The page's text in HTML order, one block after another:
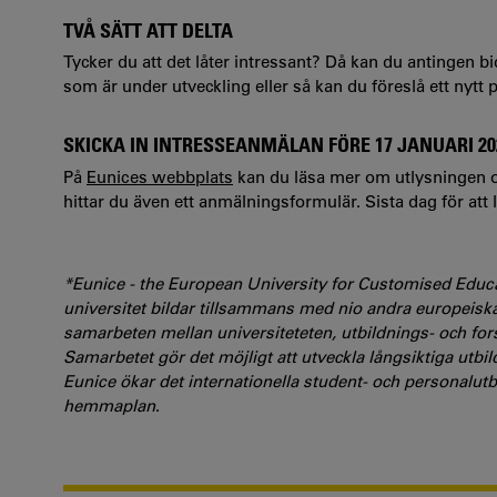
TVÅ SÄTT ATT DELTA
Tycker du att det låter intressant? Då kan du antingen
som är under utveckling eller så kan du föreslå ett nytt
SKICKA IN INTRESSEANMÄLAN FÖRE 17 JANUARI
På Eunices webbplats kan du läsa mer om utlysningen
hittar du även ett anmälningsformulär. Sista dag för att
*Eunice - the European University for Customised
universitet bildar tillsammans med nio andra
samarbeten mellan universiteteten, utbildnings- och
Samarbetet gör det möjligt att utveckla långsiktiga
Eunice ökar det internationella student- och
hemmaplan.